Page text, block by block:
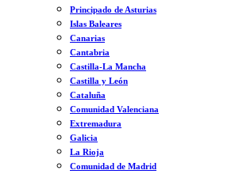
Principado de Asturias
Islas Baleares
Canarias
Cantabria
Castilla-La Mancha
Castilla y León
Cataluña
Comunidad Valenciana
Extremadura
Galicia
La Rioja
Comunidad de Madrid